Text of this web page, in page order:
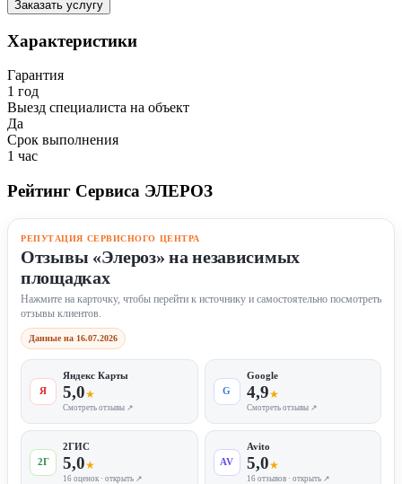
Заказать услугу
Характеристики
Гарантия
1 год
Выезд специалиста на объект
Да
Срок выполнения
1 час
Рейтинг Сервиса ЭЛЕРОЗ
РЕПУТАЦИЯ СЕРВИСНОГО ЦЕНТРА
Отзывы «Элероз» на независимых
площадках
Нажмите на карточку, чтобы перейти к источнику и самостоятельно посмотреть
отзывы клиентов.
Данные на 16.07.2026
Я
Яндекс Карты
5,0★
Смотреть отзывы ↗
G
Google
4,9★
Смотреть отзывы ↗
2Г
2ГИС
5,0★
16 оценок · открыть ↗
AV
Avito
5,0★
16 отзывов · открыть ↗